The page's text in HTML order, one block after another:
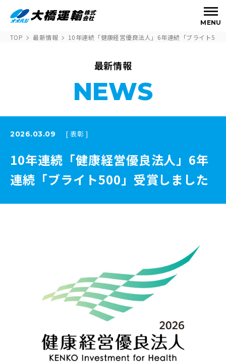
MENU
TOP 最新情報 10年連続「健康経営優良法人」6年連続「ブライト500
最新情報
NEWS
2026.03.09 [ 表彰 ]
10年連続「健康経営優良法人」6年
連続「ブライト500」受賞しました